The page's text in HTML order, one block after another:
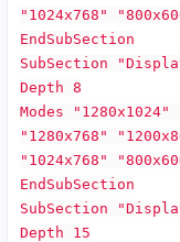
"1024x768"
EndSubSection
SubSection
Depth 8
Modes
"1280x768"
"1024x768"
EndSubSection
SubSection
Depth 15